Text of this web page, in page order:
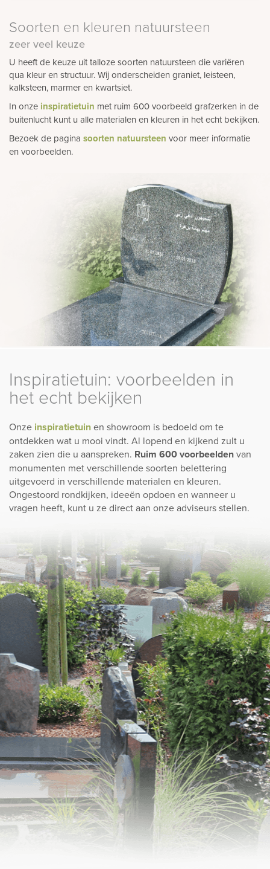
Soorten en kleuren natuursteen
zeer veel keuze
U heeft de keuze uit talloze soorten natuursteen die variëren
qua kleur en structuur. Wij onderscheiden graniet, leisteen,
kalksteen, marmer en kwartsiet.
In onze inspiratietuin met ruim 600 voorbeeld grafzerken in de
buitenlucht kunt u alle materialen en kleuren in het echt bekijken.
Bezoek de pagina soorten natuursteen voor meer informatie
en voorbeelden.
Inspiratietuin: voorbeelden in
het echt bekijken
Onze inspiratietuinen showroom is bedoeld om te
ontdekken wat u mooi vindt. Al lopend en kijkend zult u
zaken zien die u aanspreken. Ruim 600 voorbeeldenvan
monumenten met verschillende soorten belettering
uitgevoerd in verschillende materialen en kleuren.
Ongestoord rondkijken, ideeën opdoen en wanneer u
vragen heeft, kunt u ze direct aan onze adviseurs stellen.